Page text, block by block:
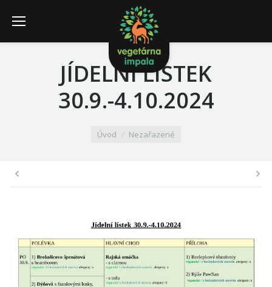
JÍDELNÍ LÍSTEK
30.9.-4.10.2024
Úvod Nezařazené